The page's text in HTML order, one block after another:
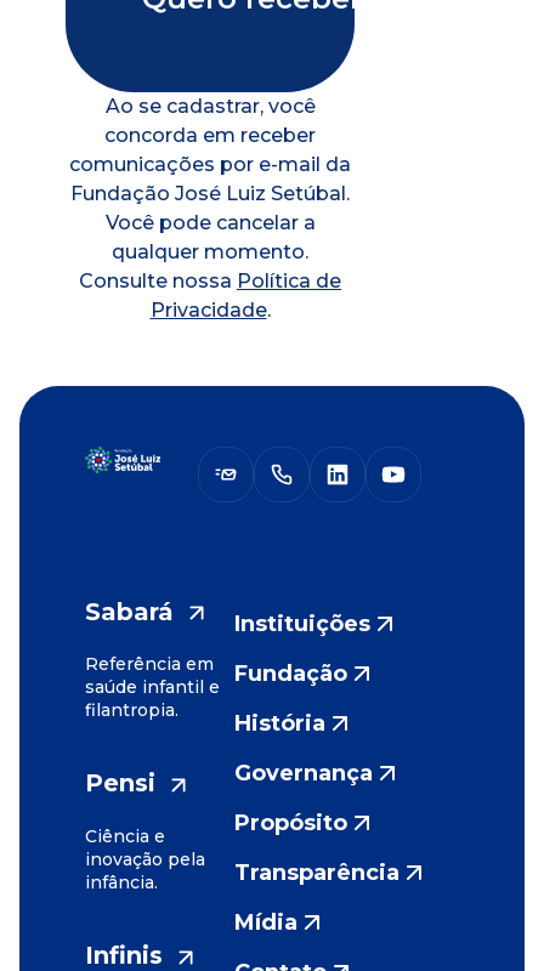
Ao se cadastrar, você
concorda em receber
comunicações por e-mail da
Fundação José Luiz Setúbal.
Você pode cancelar a
qualquer momento.
Consulte nossa Política de
Privacidade.
Sabará
Referência em
saúde infantil e
filantropia.
Pensi
Ciência e
inovação pela
infância.
Infinis
Instituições
Fundação
História
Governança
Propósito
Transparência
Mídia